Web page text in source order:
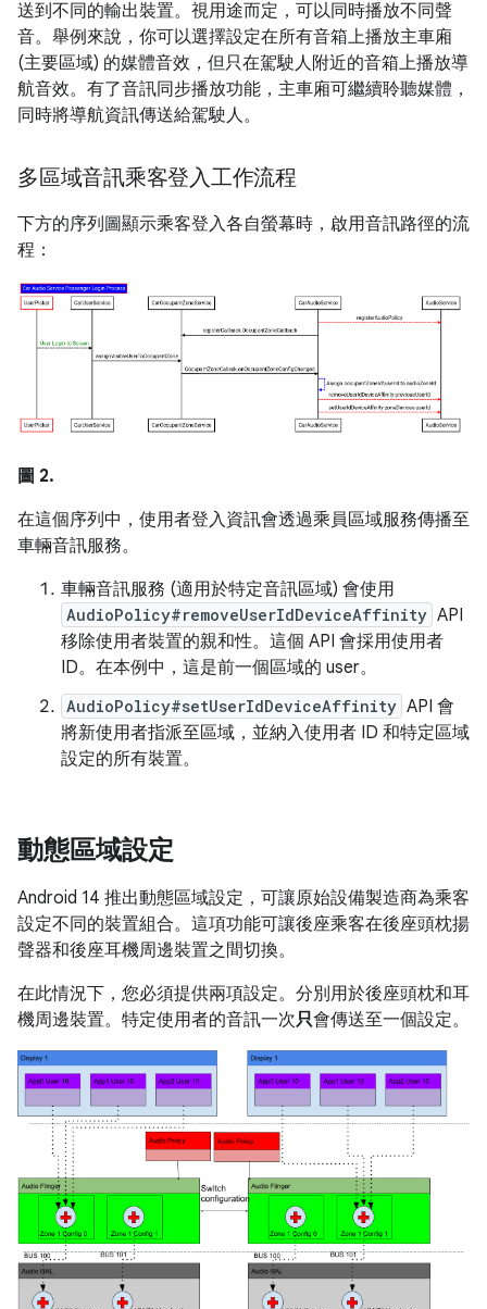
送到不同的輸出裝置。視用途而定，可以同時播放不同聲
音。舉例來說，你可以選擇設定在所有音箱上播放主車廂
(主要區域) 的媒體音效，但只在駕駛人附近的音箱上播放導
航音效。有了音訊同步播放功能，主車廂可繼續聆聽媒體，
同時將導航資訊傳送給駕駛人。
多區域音訊乘客登入工作流程
下方的序列圖顯示乘客登入各自螢幕時，啟用音訊路徑的流
程：
圖 2.
在這個序列中，使用者登入資訊會透過乘員區域服務傳播至
車輛音訊服務。
車輛音訊服務 (適用於特定音訊區域) 會使用
AudioPolicy#removeUserIdDeviceAffinity API
移除使用者裝置的親和性。這個 API 會採用使用者
ID。在本例中，這是前一個區域的 user。
AudioPolicy#setUserIdDeviceAffinity API 會
將新使用者指派至區域，並納入使用者 ID 和特定區域
設定的所有裝置。
動態區域設定
Android 14 推出動態區域設定，可讓原始設備製造商為乘客
設定不同的裝置組合。這項功能可讓後座乘客在後座頭枕揚
聲器和後座耳機周邊裝置之間切換。
在此情況下，您必須提供兩項設定。分別用於後座頭枕和耳
機周邊裝置。特定使用者的音訊一次只會傳送至一個設定。